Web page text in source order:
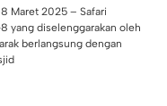
Maret 2025 – Safari
yang diselenggarakan oleh
berlangsung dengan